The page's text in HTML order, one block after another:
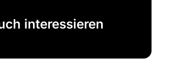
interessieren